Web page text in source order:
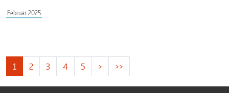
Februar 2025
1 2 3 4 5 > >>